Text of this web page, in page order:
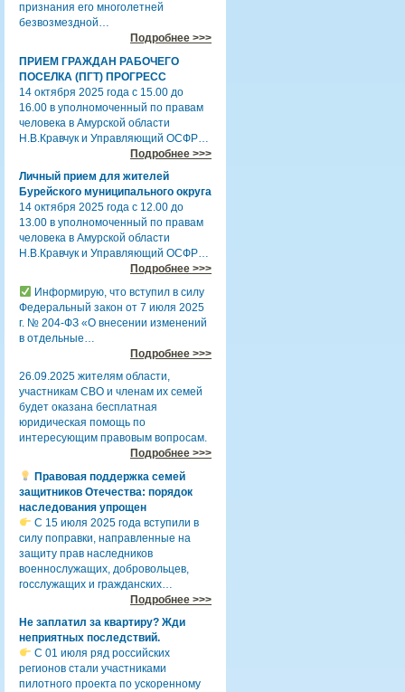
признания его многолетней
безвозмездной…
Подробнее >>>
ПРИЕМ ГРАЖДАН РАБОЧЕГО
ПОСЕЛКА (ПГТ) ПРОГРЕСС
14 октября 2025 года с 15.00 до
16.00 в уполномоченный по правам
человека в Амурской области
Н.В.Кравчук и Управляющий ОСФР…
Подробнее >>>
Личный прием для жителей
Бурейского муниципального округа
14 октября 2025 года с 12.00 до
13.00 в уполномоченный по правам
человека в Амурской области
Н.В.Кравчук и Управляющий ОСФР…
Подробнее >>>
Информирую, что вступил в силу
Федеральный закон от 7 июля 2025
г. № 204-ФЗ «О внесении изменений
в отдельные…
Подробнее >>>
26.09.2025 жителям области,
участникам СВО и членам их семей
будет оказана бесплатная
юридическая помощь по
интересующим правовым вопросам.
Подробнее >>>
Правовая поддержка семей
защитников Отечества: порядок
наследования упрощен
С 15 июля 2025 года вступили в
силу поправки, направленные на
защиту прав наследников
военнослужащих, добровольцев,
госслужащих и гражданских…
Подробнее >>>
Не заплатил за квартиру? Жди
неприятных последствий.
С 01 июля ряд российских
регионов стали участниками
пилотного проекта по ускоренному